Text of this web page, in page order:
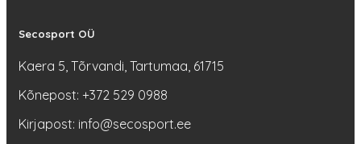
Secosport OÜ
Kaera 5, Tõrvandi, Tartumaa, 61715
Kõnepost: +372 529 0988
Kirjapost: info@secosport.ee